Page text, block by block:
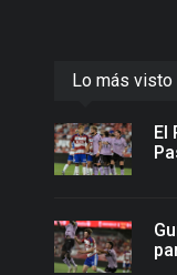
Lo más visto
El